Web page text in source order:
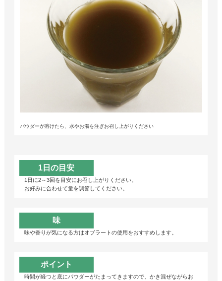
パウダーが溶けたら、水やお湯を注ぎお召し上がりください
1日の目安
1日に2～3回を目安にお召し上がりください。
お好みに合わせて量を調節してください。
味
味や香りが気になる方はオブラートの使用をおすすめします。
ポイント
時間が経つと底にパウダーがたまってきますので、かき混ぜながらお